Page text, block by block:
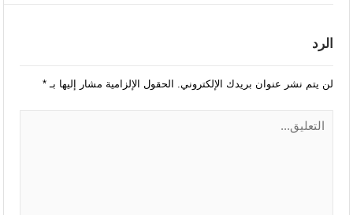
الرد
لن يتم نشر عنوان بريدك الإلكتروني. الحقول الإلزامية مشار إليها بـ*